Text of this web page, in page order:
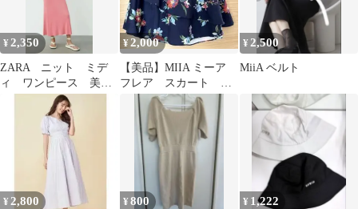
¥2,350
ZARA ニット ミデ
ィ ワンピース 美
¥2,000
【美品】MIIA ミーア
フレア スカート 花
柄 ネイビー 春夏
¥2,500
MiiA ベルト
¥ 2,800 ¥800 ¥ 1,222